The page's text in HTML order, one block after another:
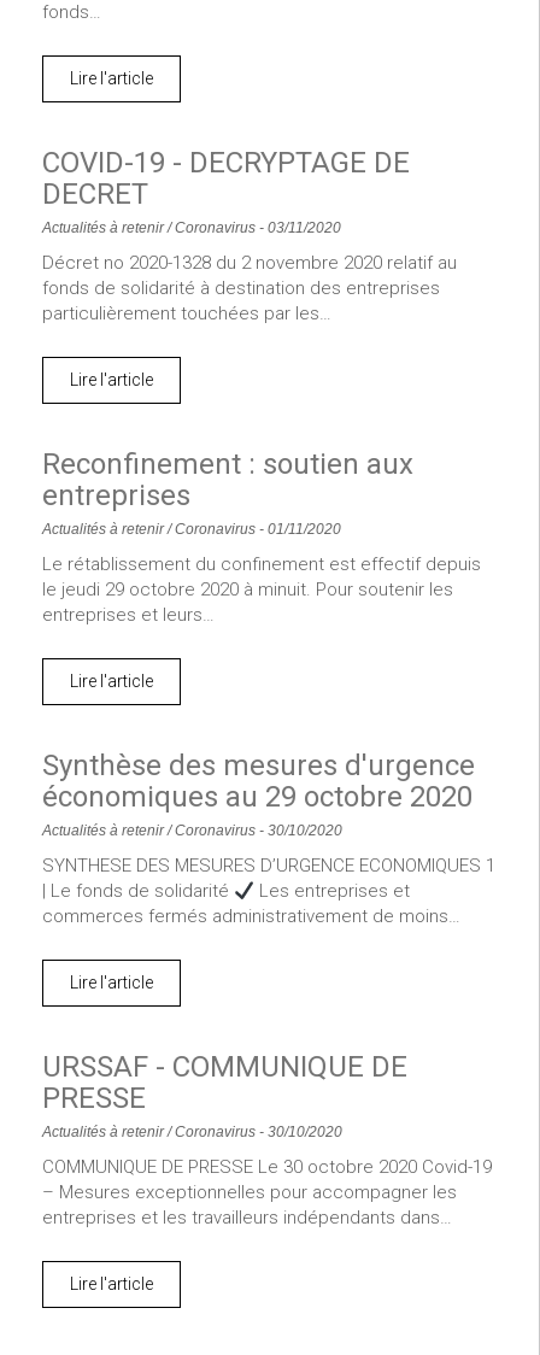
fonds…
Lire l'article
COVID-19 - DECRYPTAGE DE
DECRET
Actualités à retenir/Coronavirus - 03/11/2020
Décret no 2020-1328 du 2 novembre 2020 relatif au
fonds de solidarité à destination des entreprises
particulièrement touchées par les…
Lire l'article
Reconfinement : soutien aux
entreprises
Actualités à retenir/Coronavirus - 01/11/2020
Le rétablissement du confinement est effectif depuis
le jeudi 29 octobre 2020 à minuit. Pour soutenir les
entreprises et leurs…
Lire l'article
Synthèse des mesures d'urgence
économiques au 29 octobre 2020
Actualités à retenir/Coronavirus - 30/10/2020
SYNTHESE DES MESURES D’URGENCE ECONOMIQUES 1
| Le fonds de solidarité
Les entreprises et
commerces fermés administrativement de moins…
Lire l'article
URSSAF - COMMUNIQUE DE
PRESSE
Actualités à retenir/Coronavirus - 30/10/2020
COMMUNIQUE DE PRESSE Le 30 octobre 2020 Covid-19
– Mesures exceptionnelles pour accompagner les
entreprises et les travailleurs indépendants dans…
Lire l'article